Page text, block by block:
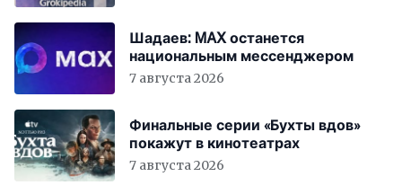
Шадаев: MAX останется
национальным мессенджером
7 августа 2026
Финальные серии «Бухты вдов»
покажут в кинотеатрах
7 августа 2026